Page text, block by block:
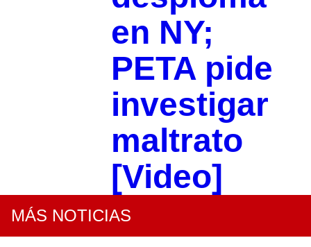
en NY;
PETA pide
investigar
maltrato
[Video]
MÁS NOTICIAS